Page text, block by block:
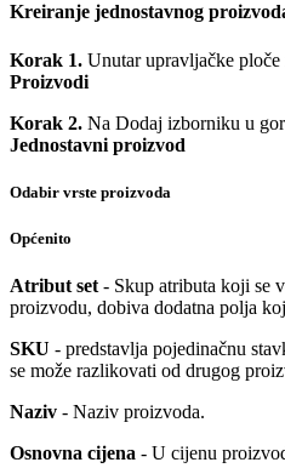
Kreiranje jednostavnog
Korak 1. Unutar upravljačke ploče
Proizvodi
Korak 2. Na Dodaj izborniku u
Jednostavni proizvod
Odabir vrste proizvoda
Općenito
Atribut set - Skup atributa koji se
proizvodu, dobiva dodatna polja
SKU - predstavlja pojedinačnu
se može razlikovati od drugog
Naziv - Naziv proizvoda.
Osnovna cijena - U cijenu